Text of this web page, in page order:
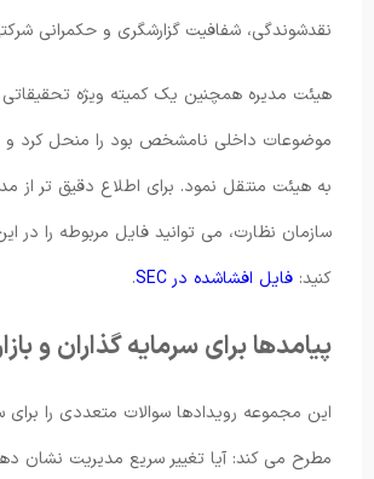
نقدشوندگی، شفافیت گزارشگری و حکمرانی
هیئت مدیره همچنین یک کمیته ویژه تحقیقاتی
موضوعات داخلی نامشخص بود را منحل کرد و
به هیئت منتقل نمود. برای اطلاع دقیق تر از
سازمان نظارت، می توانید فایل مربوطه را در
کنید: فایل افشاشده در SEC .
پیامدها برای سرمایه گذاران و
این مجموعه رویدادها سوالات متعددی را برای
مطرح می کند: آیا تغییر سریع مدیریت نشان